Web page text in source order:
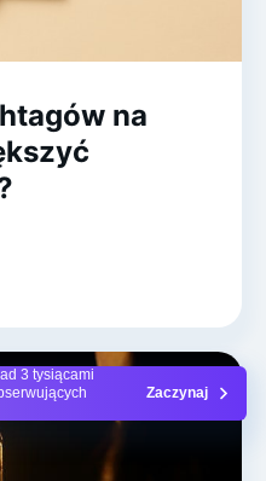
3 tysiącami
Zaczynaj
na